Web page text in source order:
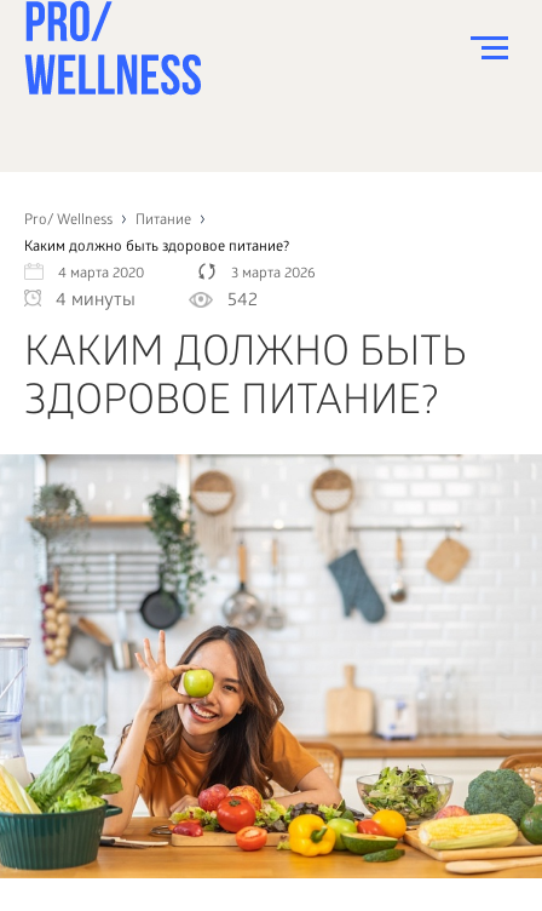
Pro/ Wellness
Питание
Каким должно быть здоровое питание?
4 марта 2020
3 марта 2026
4 минуты 542
КАКИМ ДОЛЖНО БЫТЬ
ЗДОРОВОЕ ПИТАНИЕ?
СПОРТ
ЗДОРОВЬЕ
КРАСОТА
ПСИХОЛОГИЯ
ДЕТИ
ДОМ
КАК?
БИЗНЕС